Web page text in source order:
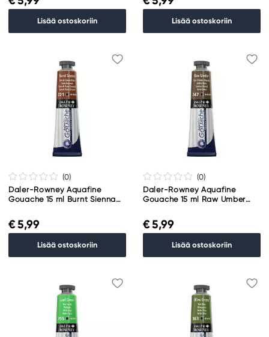
Lisää ostoskoriin Lisää ostoskoriin
(0)
Daler-Rowney Aquafine
Gouache 15 ml Burnt Sienna
€ 5,99
Lisää ostoskoriin
(0)
Daler-Rowney Aquafine
Gouache 15 ml Raw Umber
€ 5,99
Lisää ostoskoriin